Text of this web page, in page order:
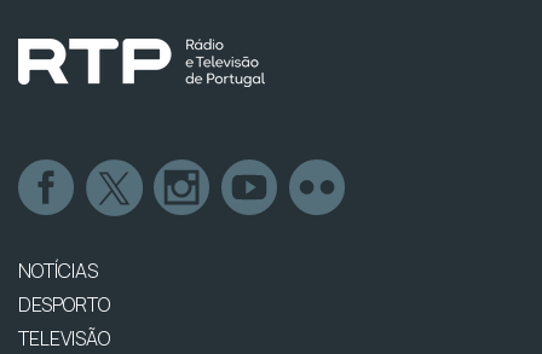
NOTÍCIAS
DESPORTO
TELEVISÃO